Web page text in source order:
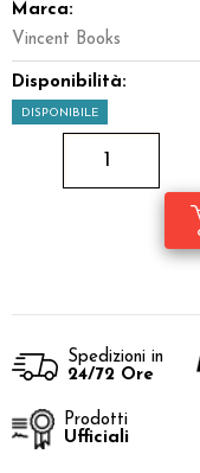
Marca:
Vincent Books
Disponibilità:
DISPONIBILE
Spedizioni in
24/72 Ore
Prodotti
Ufficiali